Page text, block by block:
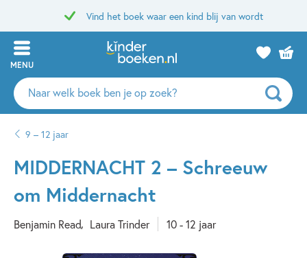
Vind het boek waar een kind blij van wordt
MENU
Zoeken
naar
auteurs
uitgevers
9 – 12 jaar
MIDDERNACHT 2 – Schreeuw
om Middernacht
Benjamin Read Laura Trinder 10 - 12 jaar